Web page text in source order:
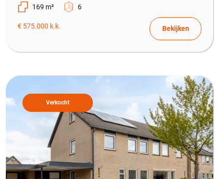
169 m² 6
€ 575.000 k.k. Bekijken
Verkocht